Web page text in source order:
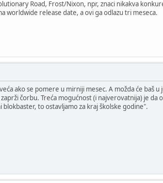
Road, Frost/Nixon, npr, znaci nikakva
worldwide release date, a ovi ga odlazu tri meseca.
ako se pomere u mirniji mesec. A možda će baš u
čorbu. Treća mogućnost (i najverovatnija) je da
to ostavljamo za kraj školske godine".